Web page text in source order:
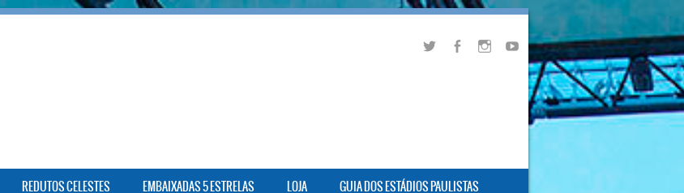
REDUTOS CELESTES EMBAIXADAS 5 ESTRELAS LOJA GUIA DOS ESTÁDIOS PAULISTAS